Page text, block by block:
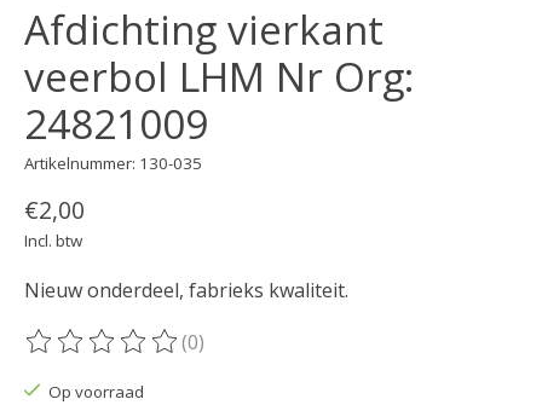
Afdichting vierkant
veerbol LHM Nr Org:
24821009
Artikelnummer: 130-035
€2,00
Incl. btw
Nieuw onderdeel, fabrieks kwaliteit.
De beoordeling van dit product is
(0)
Op voorraad